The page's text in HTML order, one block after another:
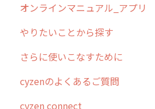
お客様の声を実現しました
1. cyzenについて知ろう
2. 主要機能の概要
3. cyzenの位置情報取得につ
4. cyzen利用前の準備：シス
5. 基本的な使い方：システム
管理サイトの使い始め
ユーザー・グループ管理
行動管理
予定管理
スポット
オンラインマニュアル_アプリ
アプリの使い始め
ホーム画面
スポット
報告閲覧
やりたいことから探す
行動管理
勤怠管理
予定管理
さらに使いこなすために
はじめに
スポット・ステータス関連オ
cyzenのよくあるご質問
ログインについて
cyzen connect